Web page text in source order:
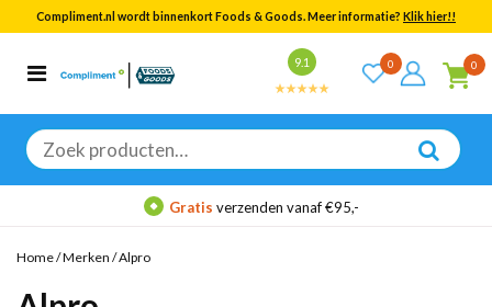
Compliment.nl wordt binnenkort Foods & Goods. Meer informatie? Klik hier!!
9.1 0 0
Zoeken
naar:
Categorieën
Bekijk alle resultaten
Gratis verzenden vanaf €95,-
Home/Merken /Alpro